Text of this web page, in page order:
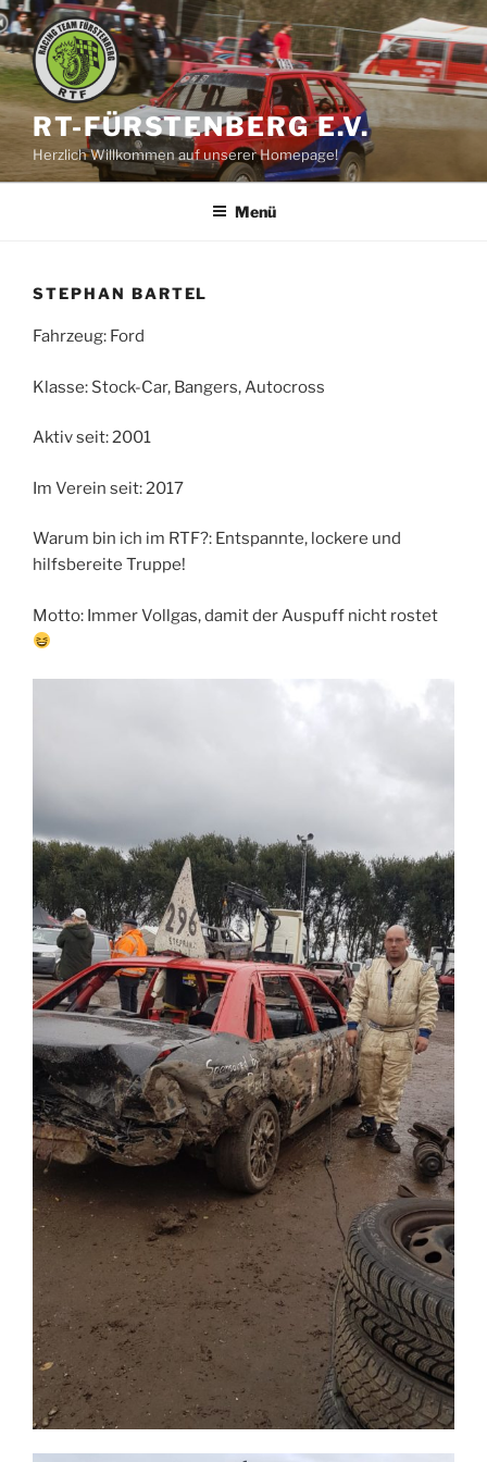
Zum
Inhalt
springen
RT-FÜRSTENBERG E.V.
Herzlich Willkommen auf unserer Homepage!
Menü
STEPHAN BARTEL
Fahrzeug: Ford
Klasse: Stock-Car, Bangers, Autocross
Aktiv seit: 2001
Im Verein seit: 2017
Warum bin ich im RTF?: Entspannte, lockere und
hilfsbereite Truppe!
Motto: Immer Vollgas, damit der Auspuff nicht rostet